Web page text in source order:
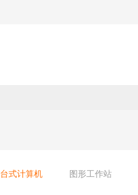
台式计算机 图形工作站